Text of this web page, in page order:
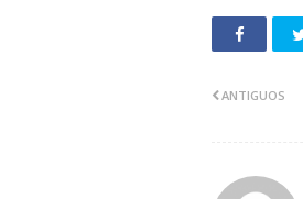
ANTIGUOS